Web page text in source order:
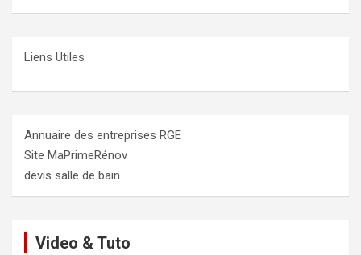
Liens Utiles
Annuaire des entreprises RGE
Site MaPrimeRénov
devis salle de bain
Video & Tuto